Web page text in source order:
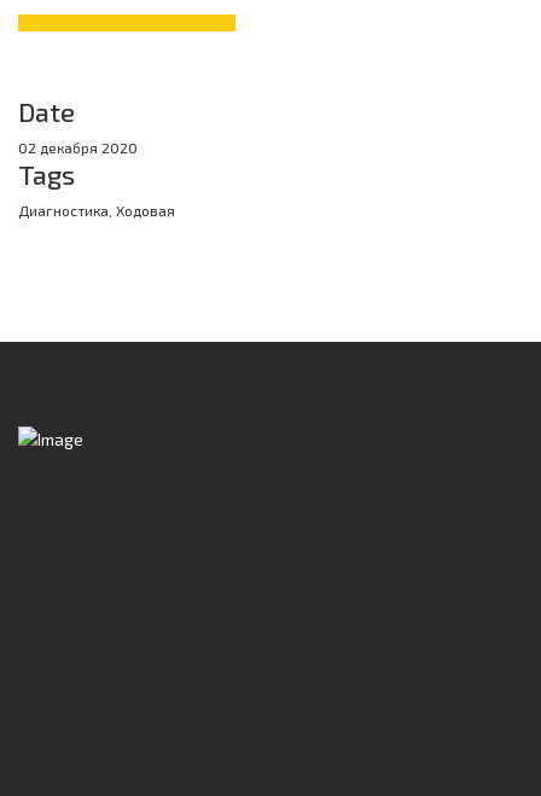
Date
02 декабря 2020
Tags
Диагностика, Ходовая